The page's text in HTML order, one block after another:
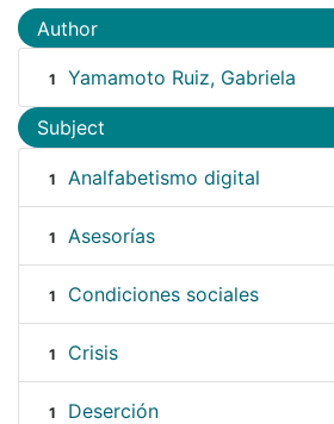
Author
1 Yamamoto Ruiz, Gabriela
Subject
1 Analfabetismo digital
1 Asesorías
1 Condiciones sociales
1 Crisis
1 Deserción